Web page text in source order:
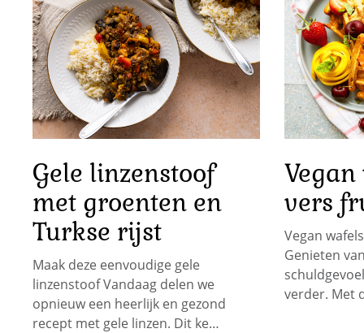
Gele linzenstoof
met groenten en
Turkse rijst
Maak deze eenvoudige gele
linzenstoof Vandaag delen we
opnieuw een heerlijk en gezond
recept met gele linzen. Dit ke…
vers
Vegan
Genieten
verder. Met